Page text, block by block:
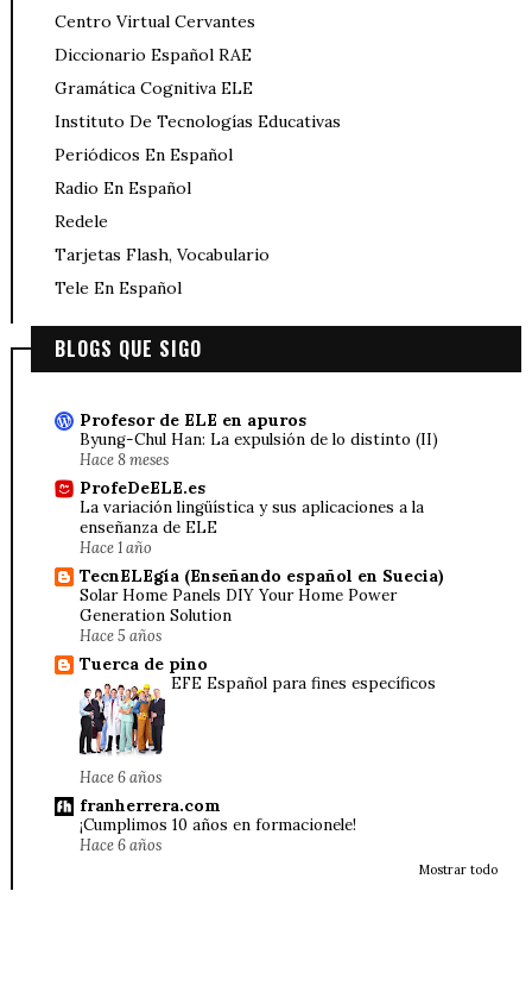
Centro Virtual Cervantes
Diccionario Español RAE
Gramática Cognitiva ELE
Instituto De Tecnologías Educativas
Periódicos En Español
Radio En Español
Redele
Tarjetas Flash, Vocabulario
Tele En Español
BLOGS QUE SIGO
Profesor de ELE en apuros
Byung-Chul Han: La expulsión de lo distinto (II)
Hace 8 meses
ProfeDeELE.es
La variación lingüística y sus aplicaciones a la
enseñanza de ELE
Hace 1 año
TecnELEgía (Enseñando español en Suecia)
Solar Home Panels DIY Your Home Power
Generation Solution
Hace 5 años
Tuerca de pino
EFE Español para fines específicos
Hace 6 años
franherrera.com
¡Cumplimos 10 años en formacionele!
Hace 6 años
Mostrar todo